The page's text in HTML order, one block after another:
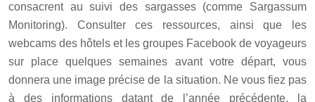
consacrent au suivi des sargasses (comme Sargassum
Monitoring). Consulter ces ressources, ainsi que les
webcams des hôtels et les groupes Facebook de voyageurs
sur place quelques semaines avant votre départ, vous
donnera une image précise de la situation. Ne vous fiez pas
à des informations datant de l’année précédente, la